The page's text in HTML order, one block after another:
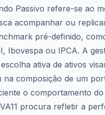
Passivo refere-se ao
acompanhar ou
pré-definido,
Ibovespa ou IPCA. A
ativa de ativos
na composição de um
o comportamento
procura refletir a